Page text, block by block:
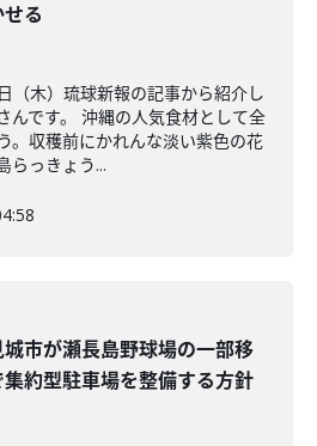
る
（木）琉球新報の記事から紹介し
んです。 沖縄の人気食材として全
。収穫前にかれんな淡い紫色の花
らっきょう...
城市が瀬長島野球場の一部移
約型駐車場を整備する方針